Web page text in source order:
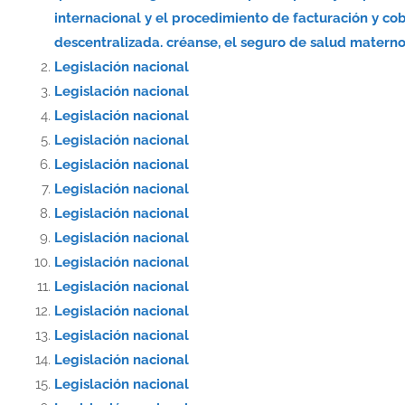
internacional y el procedimiento de facturación y
descentralizada. créanse, el seguro de salud
Legislación nacional
Legislación nacional
Legislación nacional
Legislación nacional
Legislación nacional
Legislación nacional
Legislación nacional
Legislación nacional
Legislación nacional
Legislación nacional
Legislación nacional
Legislación nacional
Legislación nacional
Legislación nacional